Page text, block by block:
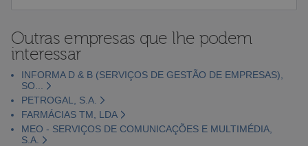
Outras empresas que lhe podem
interessar
INFORMA D & B (SERVIÇOS DE GESTÃO DE EMPRESAS),
SO...
PETROGAL, S.A.
FARMÁCIAS TM, LDA
MEO - SERVIÇOS DE COMUNICAÇÕES E MULTIMÉDIA,
S.A.